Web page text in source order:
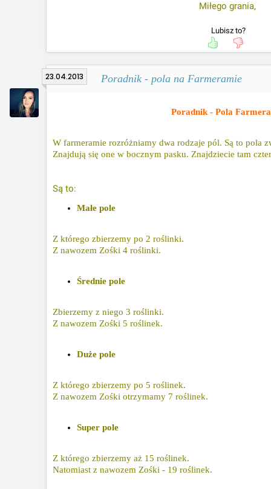
Miłego grania,
Lubisz to?
23.04.2013 Poradnik - pola na Farmeramie
Poradnik - Pola
W farmeramie rozróżniamy dwa rodzaje pól. Są to pola
Znajdują się one w bocznym pasku. Znajdziecie tam
Są to:
Małe pole
Z którego zbierzemy po 2 roślinki.
Z nawozem Zośki 4 roślinki.
Średnie pole
Zbierzemy z niego 3 roślinki.
Z nawozem Zośki 5 roślinek.
Duże pole
Z którego zbierzemy po 5 roślinek.
Z nawozem Zośki otrzymamy 7 roślinek.
Super pole
Z którego zbierzemy aż 15 roślinek.
Natomiast z nawozem Zośki - 19 roślinek.